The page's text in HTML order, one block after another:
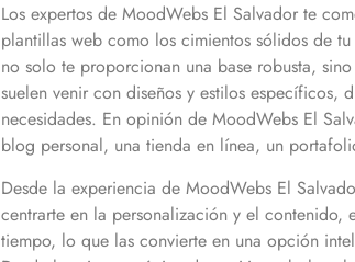
Los expertos de MoodWebs El Salvador te
plantillas web como los cimientos sólidos de
no solo te proporcionan una base robusta,
suelen venir con diseños y estilos específicos,
necesidades. En opinión de MoodWebs El
blog personal, una tienda en línea, un
Desde la experiencia de MoodWebs El
centrarte en la personalización y el contenido,
tiempo, lo que las convierte en una opción